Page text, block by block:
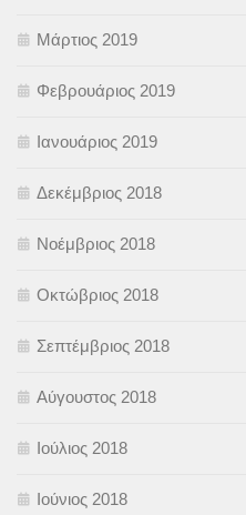
Μάρτιος 2019
Φεβρουάριος 2019
Ιανουάριος 2019
Δεκέμβριος 2018
Νοέμβριος 2018
Οκτώβριος 2018
Σεπτέμβριος 2018
Αύγουστος 2018
Ιούλιος 2018
Ιούνιος 2018